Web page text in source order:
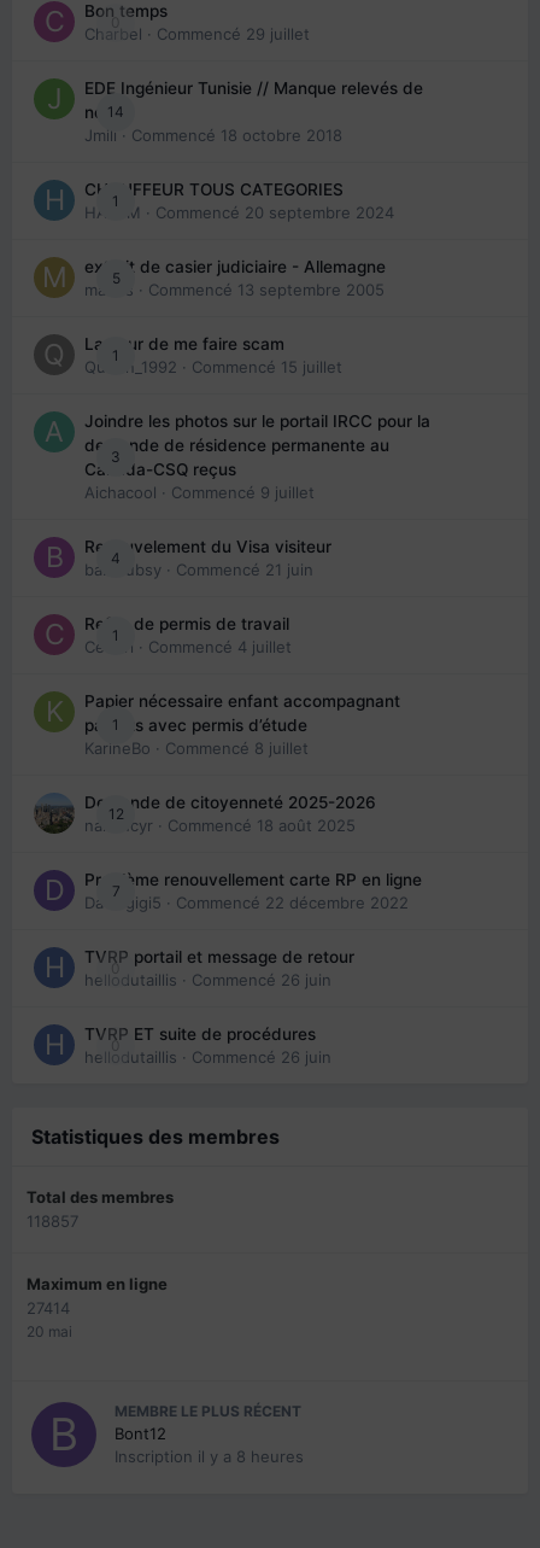
0
Bon temps
Charbel · Commencé 29 juillet
14
EDE Ingénieur Tunisie // Manque relevés de
note
Jmili · Commencé 18 octobre 2018
1
CHAUFFEUR TOUS CATEGORIES
HAZEM · Commencé 20 septembre 2024
5
extrait de casier judiciaire - Allemagne
maries · Commencé 13 septembre 2005
1
La peur de me faire scam
Queen_1992 · Commencé 15 juillet
3
Joindre les photos sur le portail IRCC pour la
demande de résidence permanente au
Canada-CSQ reçus
Aichacool · Commencé 9 juillet
4
Renouvelement du Visa visiteur
babibubsy · Commencé 21 juin
1
Refus de permis de travail
Cedbri · Commencé 4 juillet
1
Papier nécessaire enfant accompagnant
parents avec permis d’étude
KarineBo · Commencé 8 juillet
12
Demande de citoyenneté 2025-2026
nanancyr · Commencé 18 août 2025
7
Problème renouvellement carte RP en ligne
Davidgigi5 · Commencé 22 décembre 2022
0
TVRP portail et message de retour
hellodutaillis · Commencé 26 juin
0
TVRP ET suite de procédures
hellodutaillis · Commencé 26 juin
Statistiques des membres
Total des membres
118857
Maximum en ligne
27414
20 mai
MEMBRE LE PLUS RÉCENT
Bont12
Inscription il y a 8 heures